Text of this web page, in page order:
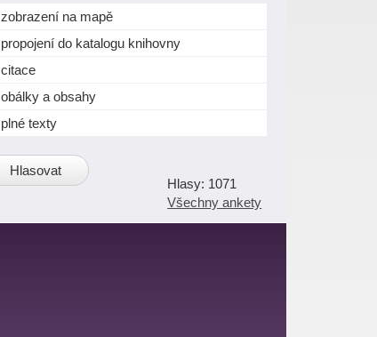
zobrazení na mapě
propojení do katalogu knihovny
citace
obálky a obsahy
plné texty
1071
Všechny ankety